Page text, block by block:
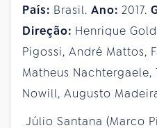
País: Brasil. Ano: 2017.
Direção: Henrique
Pigossi, André Mattos,
Matheus Nachtergaele,
Nowill, Augusto
Júlio Santana (Marco